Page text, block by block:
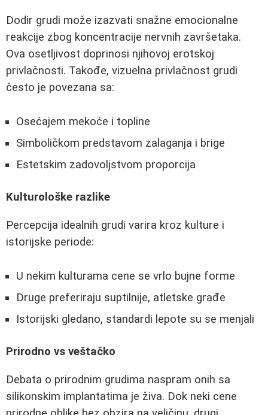
Dodir grudi može izazvati snažne emocionalne
reakcije zbog koncentracije nervnih završetaka.
Ova osetljivost doprinosi njihovoj erotskoj
privlačnosti. Takođe, vizuelna privlačnost grudi
često je povezana sa:
Osećajem mekoće i topline
Simboličkom predstavom zalaganja i brige
Estetskim zadovoljstvom proporcija
Kulturološke razlike
Percepcija idealnih grudi varira kroz kulture i
istorijske periode:
U nekim kulturama cene se vrlo bujne forme
Druge preferiraju suptilnije, atletske građe
Istorijski gledano, standardi lepote su se menjali
Prirodno vs veštačko
Debata o prirodnim grudima naspram onih sa
silikonskim implantatima je živa. Dok neki cene